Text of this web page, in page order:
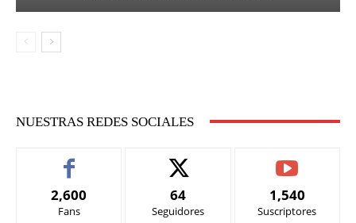
NUESTRAS REDES SOCIALES
2,600
Fans
64
Seguidores
1,540
Suscriptores